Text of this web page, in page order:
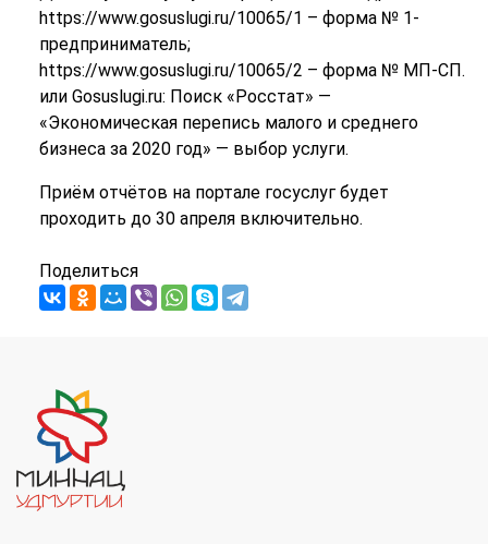
https://www.gosuslugi.ru/10065/1 – форма № 1-
предприниматель;
https://www.gosuslugi.ru/10065/2 – форма № МП-СП.
или Gosuslugi.ru: Поиск «Росстат» —
«Экономическая перепись малого и среднего
бизнеса за 2020 год» — выбор услуги.
Приём отчётов на портале госуслуг будет
проходить до 30 апреля включительно.
Поделиться